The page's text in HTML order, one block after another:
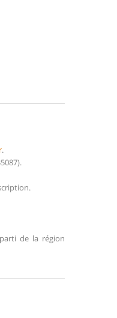
.
de la région